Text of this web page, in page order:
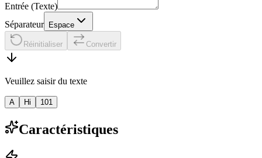
Entrée (Texte)
Séparateur
Espace
Réinitialiser Convertir
Veuillez saisir du texte
A Hi 101
Caractéristiques